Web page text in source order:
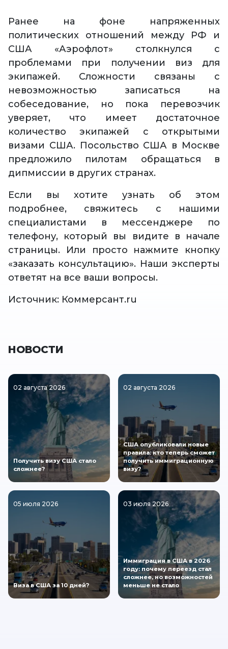
Ранее на фоне напряженных
политических отношений между РФ и
США «Аэрофлот» столкнулся с
проблемами при получении виз для
экипажей. Сложности связаны с
невозможностью записаться на
собеседование, но пока перевозчик
уверяет, что имеет достаточное
количество экипажей с открытыми
визами США. Посольство США в Москве
предложило пилотам обращаться в
дипмиссии в других странах.
Если вы хотите узнать об этом
подробнее, свяжитесь с нашими
специалистами в мессенджере по
телефону, который вы видите в начале
страницы. Или просто нажмите кнопку
«заказать консультацию». Наши эксперты
ответят на все ваши вопросы.
Источник: Коммерсант.ru
НОВОСТИ
02 августа 2026
Получить визу США стало
сложнее?
02 августа 2026
США опубликовали новые
правила: кто теперь сможет
получить иммиграционную
визу?
05 июля 2026
Виза в США за 10 дней?
03 июля 2026
Иммиграция в США в 2026
году: почему переезд стал
сложнее, но возможностей
меньше не стало